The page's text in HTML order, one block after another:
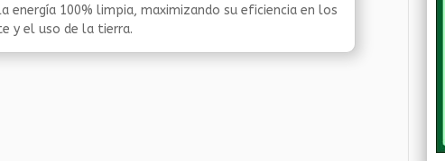
energía 100% limpia, maximizando su eficiencia en los
y el uso de la tierra.